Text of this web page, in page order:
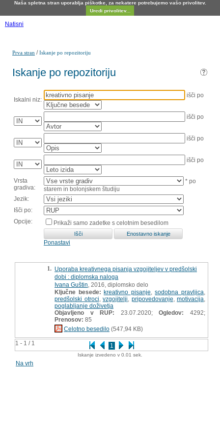
Naša spletna stran uporablja piškotke, za nekatere potrebujemo vašo privolitev.
Uredi privolitev...
Natisni
Prva stran /Iskanje po repozitoriju
Iskanje po repozitoriju
Iskalni niz:
išči po
išči po
išči po
išči po
Vrsta
gradiva:
* po
starem in bolonjskem študiju
Jezik:
Išči po:
Opcije:
Prikaži samo zadetke s celotnim besedilom
Ponastavi
1 - 1 / 1 1
1. Uporaba kreativnega pisanja vzgojiteljev v predšolski
dobi : diplomska naloga
Ivana Guštin , 2016, diplomsko delo
Ključne besede: kreativno pisanje ,sodobna pravljica
predšolski otroci vzgojitelji pripovedovanje motivacija
poglabljanje doživetja
Objavljeno v RUP: 23.07.2020;Ogledov:
4292;
Prenosov: 85
Celotno besedilo (547,94 KB)
Iskanje izvedeno v 0.01 sek.
Na vrh